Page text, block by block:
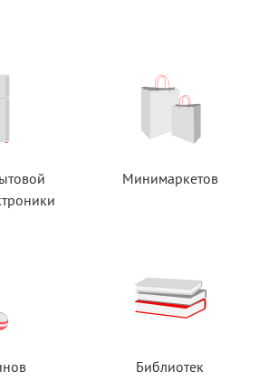
Минимаркетов
Библиотек